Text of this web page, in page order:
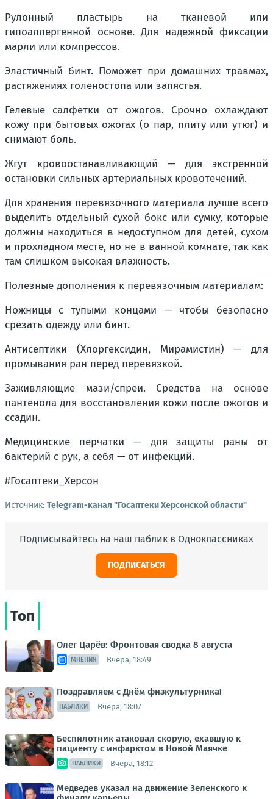
Рулонный пластырь на тканевой или
гипоаллергенной основе. Для надежной фиксации
марли или компрессов.
Эластичный бинт. Поможет при домашних травмах,
растяжениях голеностопа или запястья.
Гелевые салфетки от ожогов. Срочно охлаждают
кожу при бытовых ожогах (о пар, плиту или утюг) и
снимают боль.
Жгут кровоостанавливающий — для экстренной
остановки сильных артериальных кровотечений.
Для хранения перевязочного материала лучше всего
выделить отдельный сухой бокс или сумку, которые
должны находиться в недоступном для детей, сухом
и прохладном месте, но не в ванной комнате, так как
там слишком высокая влажность.
Полезные дополнения к перевязочным материалам:
Ножницы с тупыми концами — чтобы безопасно
срезать одежду или бинт.
Антисептики (Хлоргексидин, Мирамистин) — для
промывания ран перед перевязкой.
Заживляющие мази/спреи. Средства на основе
пантенола для восстановления кожи после ожогов и
ссадин.
Медицинские перчатки — для защиты раны от
бактерий с рук, а себя — от инфекций.
#Госаптеки_Херсон
Источник: Telegram-канал "Госаптеки Херсонской области"
Подписывайтесь на наш паблик в Одноклассниках
ПОДПИСАТЬСЯ
Топ
Олег Царёв: Фронтовая сводка 8 августа
МНЕНИЯ Вчера, 18:49
Поздравляем с Днём физкультурника!
ПАБЛИКИ Вчера, 18:07
Беспилотник атаковал скорую, ехавшую к
пациенту с инфарктом в Новой Маячке
ПАБЛИКИ Вчера, 18:12
Медведев указал на движение Зеленского к